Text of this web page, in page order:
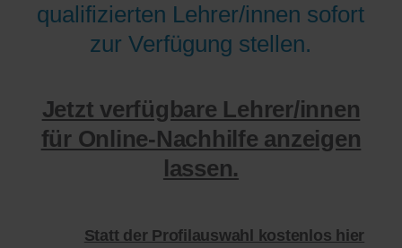
qualifizierten Lehrer/innen sofort
zur Verfügung stellen.
Jetzt verfügbare Lehrer/innen
für Online-Nachhilfe anzeigen
lassen.
Statt der Profilauswahl kostenlos hier